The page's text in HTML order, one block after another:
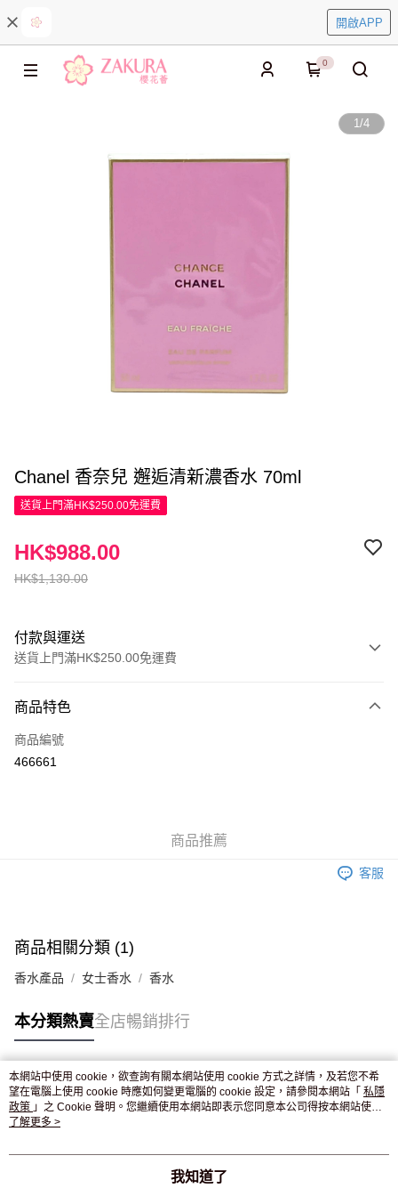
開啟APP
0
1/4
Chanel 香奈兒 邂逅清新濃香水 70ml
送貨上門滿HK$250.00免運費
HK$1,130.00
HK$988.00
付款與運送
送貨上門滿HK$250.00免運費
信用卡
Apple Pay
商品特色
商品編號
466661
商品推薦
客服
商品相關分類 (1)
香水產品 女士香水 香水
本分類熱賣全店暢銷排行
熱門標籤
熱銷排行
本網站中使用 cookie，欲查詢有關本網站使用 cookie 方式之詳情，及若您不希
望在電腦上使用 cookie 時應如何變更電腦的 cookie 設定，請參閱本網站「 私隱
政策 」之 Cookie 聲明。您繼續使用本網站即表示您同意本公司得按本網站使用
條款之 Cookie 聲明使用 cookie。
了解更多 >
我知道了